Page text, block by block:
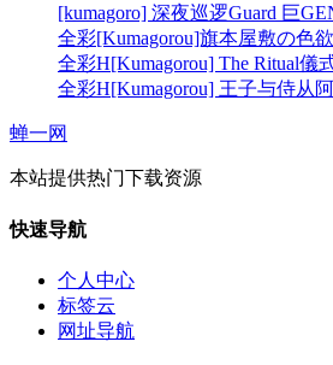
[kumagoro] 深夜巡逻Guard 巨
全彩[Kumagorou]旗本屋敷の色
全彩H[Kumagorou] The Ritual儀
全彩H[Kumagorou] 王子与侍从
蝉一网
本站提供热门下载资源
快速导航
个人中心
标签云
网址导航